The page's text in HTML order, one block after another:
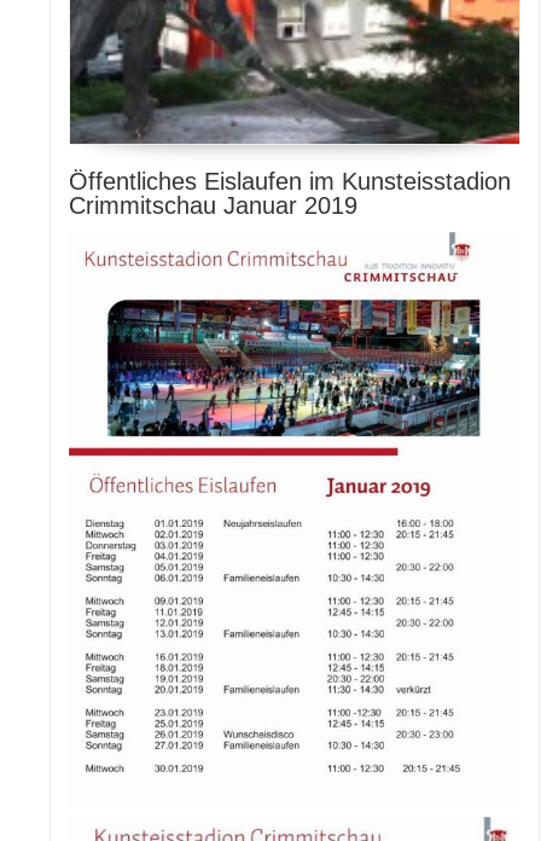
Öffentliches Eislaufen im Kunsteisstadion
Crimmitschau Januar 2019